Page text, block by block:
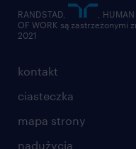
kontakt
ciasteczka
mapa strony
nadużycia
RANDSTAD,
,
OF WORK są zastrzeżonymi
2021